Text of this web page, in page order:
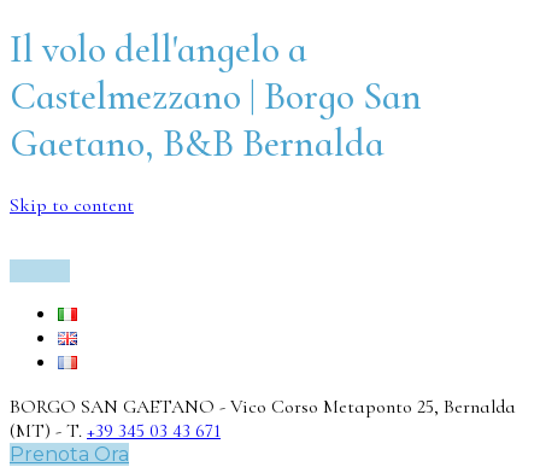
Il volo dell'angelo a
Castelmezzano | Borgo San
Gaetano, B&B Bernalda
Skip to content
BORGO SAN GAETANO - Vico Corso Metaponto 25, Bernalda
(MT) - T. +39 345 03 43 671
Prenota Ora